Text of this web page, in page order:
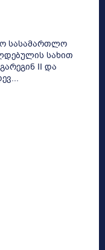
სასამართლო
სახით
II და